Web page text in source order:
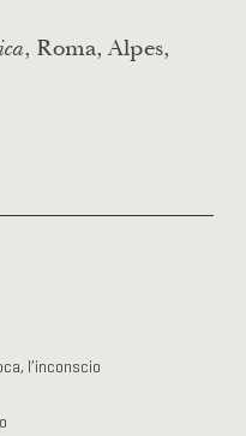
, Roma, Alpes,
l’inconscio